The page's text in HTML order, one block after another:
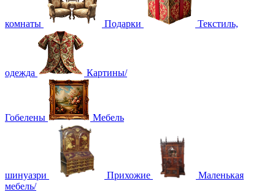
комнаты Подарки Текстиль,
одежда Картины/
Гобелены Мебель
шинуазри Прихожие
Маленькая
мебель/